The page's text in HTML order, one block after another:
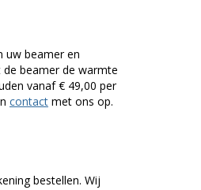
uw beamer en
beamer de warmte
vanaf € 49,00 per
contact met ons op.
bestellen. Wij